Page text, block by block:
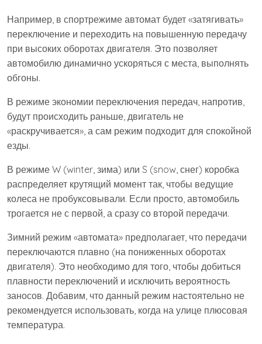
Например, в спортрежиме автомат будет «затягивать»
переключение и переходить на повышенную передачу
при высоких оборотах двигателя. Это позволяет
автомобилю динамично ускоряться с места, выполнять
обгоны.
В режиме экономии переключения передач, напротив,
будут происходить раньше, двигатель не
«раскручивается», а сам режим подходит для спокойной
езды.
В режиме W (winter, зима) или S (snow, снег) коробка
распределяет крутящий момент так, чтобы ведущие
колеса не пробуксовывали. Если просто, автомобиль
трогается не с первой, а сразу со второй передачи.
Зимний режим «автомата» предполагает, что передачи
переключаются плавно (на пониженных оборотах
двигателя). Это необходимо для того, чтобы добиться
плавности переключений и исключить вероятность
заносов. Добавим, что данный режим настоятельно не
рекомендуется использовать, когда на улице плюсовая
температура.